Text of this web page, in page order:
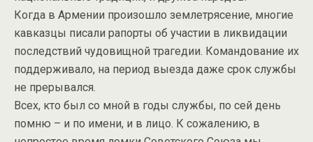
Когда в Армении произошло землетрясение, многие
кавказцы писали рапорты об участии в ликвидации
последствий чудовищной трагедии. Командование их
поддерживало, на период выезда даже срок службы
не прерывался.
Всех, кто был со мной в годы службы, по сей день
помню – и по имени, и в лицо. К сожалению, в